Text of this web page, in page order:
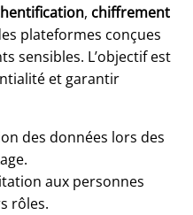
, chiffrement
plateformes conçues
sensibles. L’objectif est
et garantir
des données lors des
aux personnes
rôles.